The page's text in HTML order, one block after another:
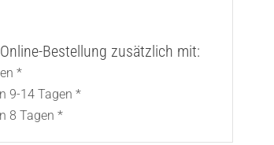
Bestellung zusätzlich mit:
*
9-14 Tagen *
8 Tagen *